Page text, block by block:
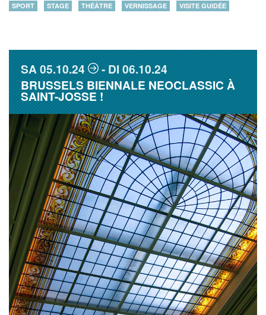
SPORT
STAGE THÉÂTRE VERNISSAGE VISITE GUIDÉE
SA05.10.24 DI06.10.24
BRUSSELS BIENNALE NEOCLASSIC À
SAINT-JOSSE !